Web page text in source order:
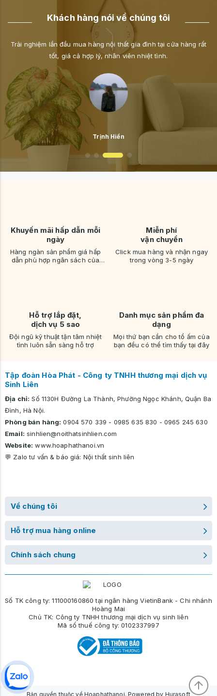
Khách hàng nói về chúng tôi
mua hàng nội thất gia đình tại cửa hàng rất
cả hợp lý, nhân viên nhiệt tình.
Trịnh Hiền
Cửa
Khuyến mãi hấp dẫn mỗi
ngày
Hàng ngàn sản phẩm giá hấp
dẫn phù hợp ngân sách của
Miễn phí
vận chuyển
Click mua hàng và nhận ngay
trong vòng 3-5 ngày
Hỗ trợ lắp đặt,
dịch vụ 5 sao
Đội ngũ kỹ thuật tận tâm nhiệt
tình luôn sẵn sàng hỗ trợ
Danh mục sản phẩm đa
dạng
Mọi thứ bạn cần cho tổ ấm của
bạn đều có thể tìm thấy tại đây
Tập đoàn Hòa Phát - Công ty TNHH thương mại dịch vụ
Sinh Liên
Địa chỉ: Số 1130H Đường La Thành, Phường Ngọc Khánh, Quận Ba
Đình, Hà Nội.
Phòng bán hàng: 0904 570 339 - 0985 635 830 - 0965 245 630
Email: sinhlien@noithatsinhlien.com
Website: www.hoaphathanoi.vn
💬 Zalo tư vấn & báo giá: Nội thất sinh liên
Về chúng tôi
Hỗ trợ mua hàng online
Chính sách chung
Số TK công ty: 111000160860 tại ngân hàng VietinBank - Chi nhánh
Hoàng Mai
Chủ TK: Công ty TNHH thương mại dịch vụ sinh liên
Mã số thuế công ty: 0102337997
Bản quyền thuộc về Hoaphathanoi. Powered by Hurasoft